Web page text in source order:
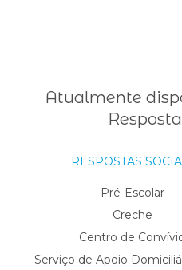
Atualmente
RESPOSTAS
Pré-Escolar
Creche
Centro de
Serviço de Apoio